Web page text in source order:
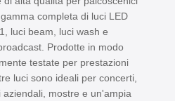
completa di luci LED
luci beam, luci wash e
Prodotte in modo
testate per prestazioni
luci sono ideali per concerti,
mostre e un'ampia